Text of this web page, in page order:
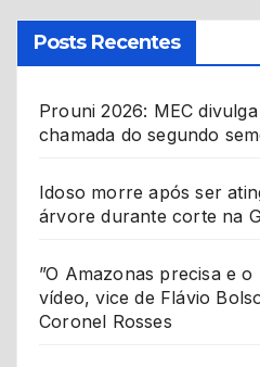
Posts Recentes
Prouni 2026: MEC
chamada do segundo
Idoso morre após ser
árvore durante corte na
”O Amazonas precisa e o
vídeo, vice de Flávio
Coronel Rosses